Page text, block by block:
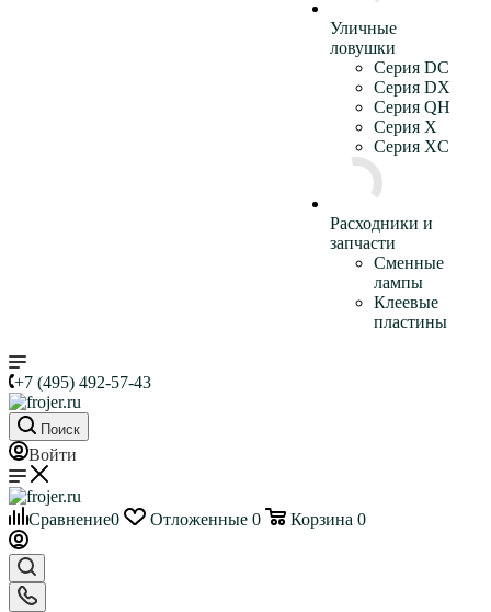
Уличные
ловушки
Серия DC
Серия DX
Серия QH
Серия X
Серия XC
Расходники и
запчасти
Сменные
лампы
Клеевые
пластины
+7 (495) 492-57-43
Поиск
Войти
Сравнение0 Отложенные 0 Корзина 0